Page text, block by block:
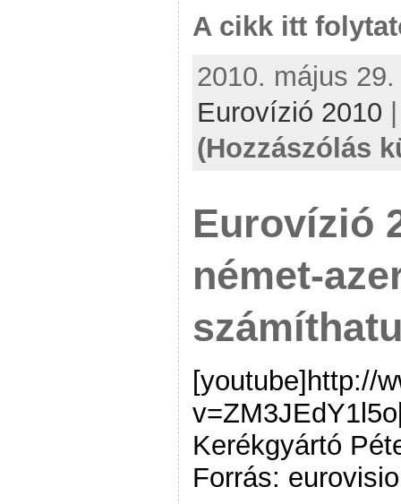
A cikk itt
2010. május
Eurovízió 2010
(Hozzászólás
Eurovízió
német-
[youtube]http://
Kerékgyártó
Forrás: